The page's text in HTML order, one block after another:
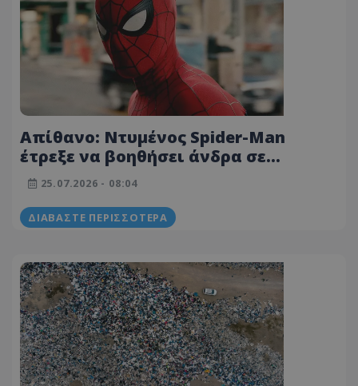
Απίθανο: Ντυμένος Spider-Man
έτρεξε να βοηθήσει άνδρα σε
αναπηρικό αμαξίδιο κι έγινε viral -
Δείτε φωτογραφία
25.07.2026 - 08:04
ΔΙΑΒΆΣΤΕ ΠΕΡΙΣΣΌΤΕΡΑ